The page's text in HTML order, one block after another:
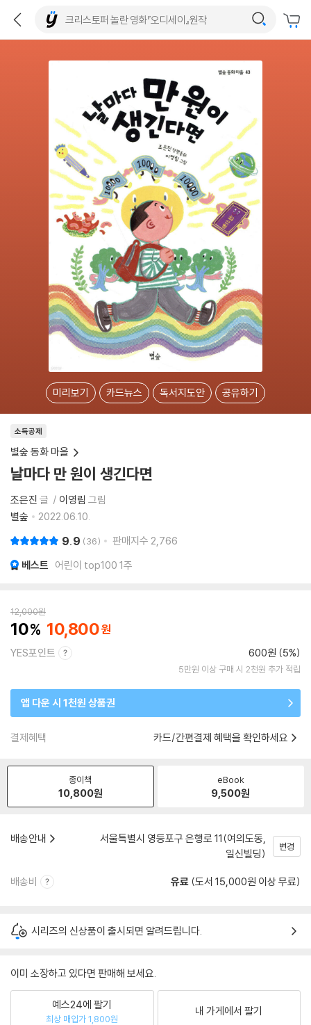
미리보기 카드뉴스 독서지도안 공유하기
소득공제
별숲 동화 마을
날마다 만 원이 생긴다면
조은진 글 이영림 그림
별숲
2022.06.10.
9.9 36 판매지수 2,766
베스트 어린이 top100 1주
12,000원
10 10,800
YES포인트 600원 (5%)
5만원 이상 구매 시 2천원 추가 적립
앱 다운 시 1천원 상품권
결제혜택 카드/간편결제 혜택을 확인하세요
종이책
10,800원
eBook
9,500원
배송안내
서울특별시 영등포구 은행로 11(여의도동,
일신빌딩)
변경
배송비 유료 (도서 15,000원 이상 무료)
시리즈의 신상품이 출시되면 알려드립니다.
이미 소장하고 있다면 판매해 보세요.
예스24에 팔기
최상 매입가 1,800원
내 가게에서 팔기